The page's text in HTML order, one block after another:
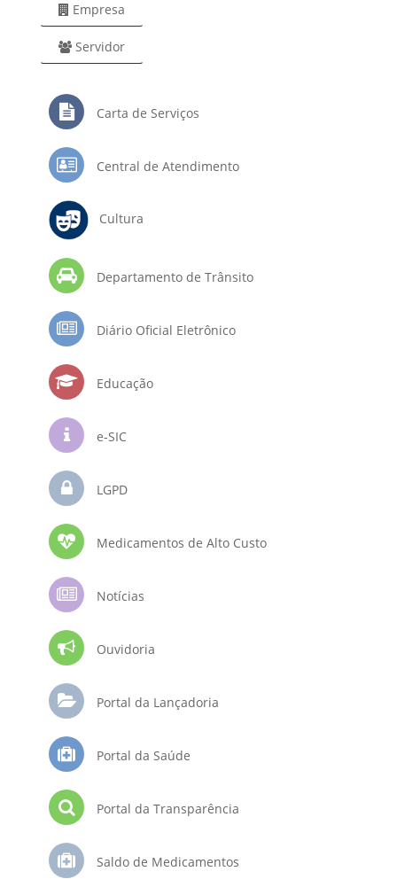
Empresa
Servidor
Carta de Serviços
Central de Atendimento
Cultura
Departamento de Trânsito
Diário Oficial Eletrônico
Educação
e-SIC
LGPD
Medicamentos de Alto Custo
Notícias
Ouvidoria
Portal da Lançadoria
Portal da Saúde
Portal da Transparência
Saldo de Medicamentos